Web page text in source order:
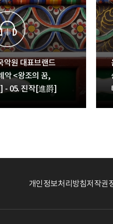
악원 대표브랜드
악 <왕조의 꿈,
- 05. 진작[進爵]
개인정보처리방침저작권